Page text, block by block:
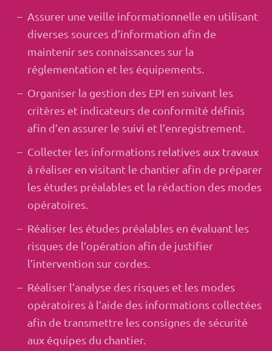
Assurer une veille informationnelle en utilisant
diverses sources d’information afin de
maintenir ses connaissances sur la
réglementation et les équipements.
Organiser la gestion des EPI en suivant les
critères et indicateurs de conformité définis
afin d’en assurer le suivi et l’enregistrement.
Collecter les informations relatives aux travaux
à réaliser en visitant le chantier afin de préparer
les études préalables et la rédaction des modes
opératoires.
Réaliser les études préalables en évaluant les
risques de l’opération afin de justifier
l’intervention sur cordes.
Réaliser l’analyse des risques et les modes
opératoires à l’aide des informations collectées
afin de transmettre les consignes de sécurité
aux équipes du chantier.